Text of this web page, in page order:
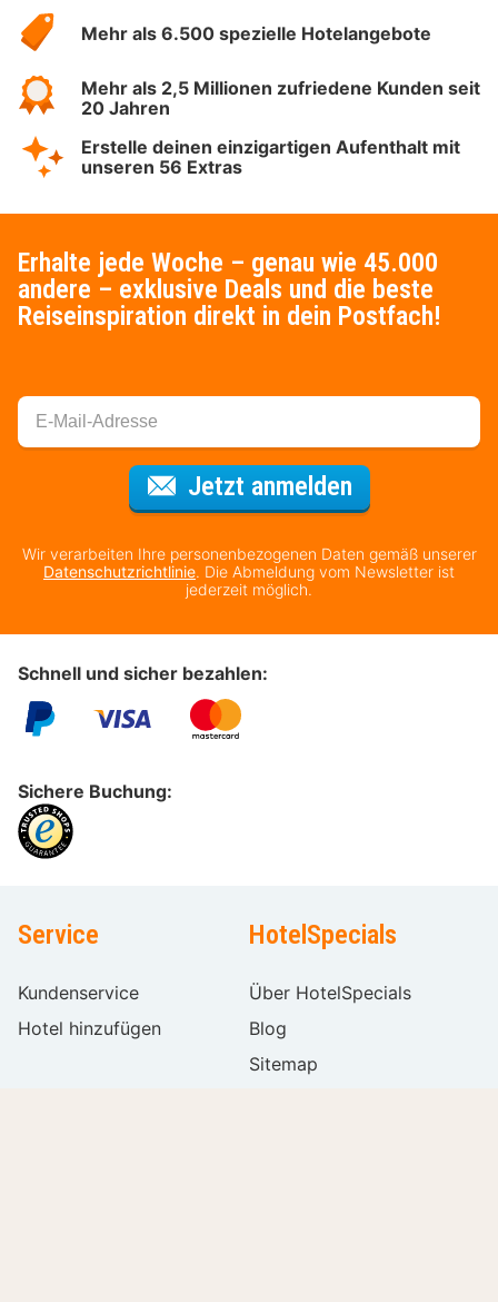
Hotelspecials
Mehr als 6.500 spezielle Hotelangebote
Mehr als 2,5 Millionen zufriedene Kunden seit
20 Jahren
Erstelle deinen einzigartigen Aufenthalt mit
unseren 56 Extras
Erhalte jede Woche – genau wie 45.000
andere – exklusive Deals und die beste
Reiseinspiration direkt in dein Postfach!
Jetzt anmeldenFür den
Wir verarbeiten Ihre personenbezogenen Daten gemäß unserer
Datenschutzrichtlinie. Die Abmeldung vom Newsletter ist
jederzeit möglich.
Schnell und sicher bezahlen:
Sichere Buchung:
Service
Kundenservice
Hotel hinzufügen
HotelSpecials
Über HotelSpecials
Blog
Sitemap